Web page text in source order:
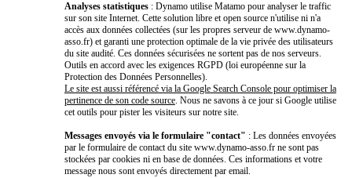
Analyses statistiques : Dynamo utilise Matamo pour analyser le traffic
sur son site Internet. Cette solution libre et open source n'utilise ni n'a
accès aux données collectées (sur les propres serveur de www.dynamo-
asso.fr) et garanti une protection optimale de la vie privée des utilisateurs
du site audité. Ces données sécurisées ne sortent pas de nos serveurs.
Outils en accord avec les exigences RGPD (loi européenne sur la
Protection des Données Personnelles).
Le site est aussi référencé via la Google Search Console pour optimiser la
pertinence de son code source. Nous ne savons à ce jour si Google utilise
cet outils pour pister les visiteurs sur notre site.
Messages envoyés via le formulaire "contact" : Les données envoyées
par le formulaire de contact du site www.dynamo-asso.fr ne sont pas
stockées par cookies ni en base de données. Ces informations et votre
message nous sont envoyés directement par email.